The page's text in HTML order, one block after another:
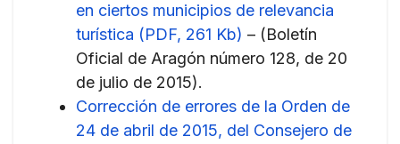
en ciertos municipios de relevancia
turística (PDF, 261 Kb) – (Boletín
Oficial de Aragón número 128, de 20
de julio de 2015).
Corrección de errores de la Orden de
24 de abril de 2015, del Consejero de